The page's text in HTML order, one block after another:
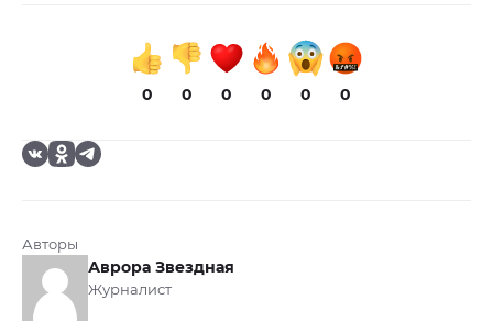
0 0 0 0 0 0
Авторы
Аврора Звездная
Журналист